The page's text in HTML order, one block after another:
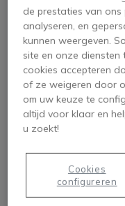
natuurlijker en
te klinken. De
voor een beter
netwerken terwijl de
uitstekende HD-
Pros
<ul>
installatie</li>
kabels</li> </ul>
cons
de prestaties van ons
analyseren, en
kunnen weergeven.
site en onze diensten
cookies accepteren
of ze weigeren door
om uw keuze te
altijd voor klaar en
u zoekt!
Cookies
configureren